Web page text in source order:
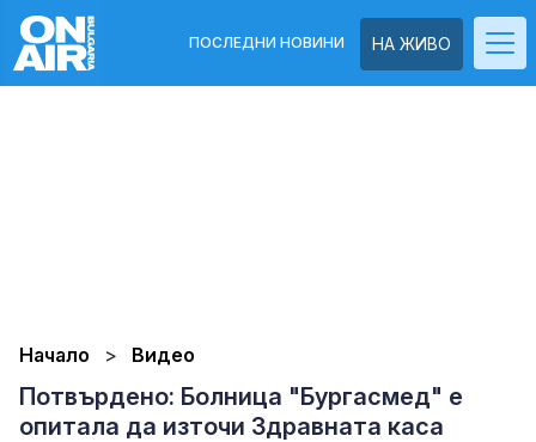
НА ЖИВО
ПОСЛЕДНИ НОВИНИ
Начало Видео
Потвърдено: Болница "Бургасмед" е
опитала да източи Здравната каса